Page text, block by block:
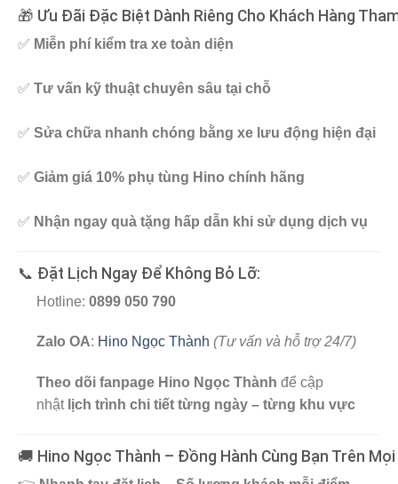
🎁 Ưu Đãi Đặc Biệt Dành Riêng Cho Khách Hàng
✅ Miễn phí kiểm tra xe toàn diện
✅ Tư vấn kỹ thuật chuyên sâu tại chỗ
✅ Sửa chữa nhanh chóng bằng xe lưu động hiện đại
✅ Giảm giá 10% phụ tùng Hino chính hãng
✅ Nhận ngay quà tặng hấp dẫn khi sử dụng dịch vụ
📞 Đặt Lịch Ngay Để Không Bỏ Lỡ:
Hotline: 0899 050 790
Zalo OA: Hino Ngọc Thành (Tư vấn và hỗ trợ 24/7)
Theo dõi fanpage Hino Ngọc Thành để cập
nhật lịch trình chi tiết từng ngày – từng khu vực
🚚 Hino Ngọc Thành – Đồng Hành Cùng Bạn Trên